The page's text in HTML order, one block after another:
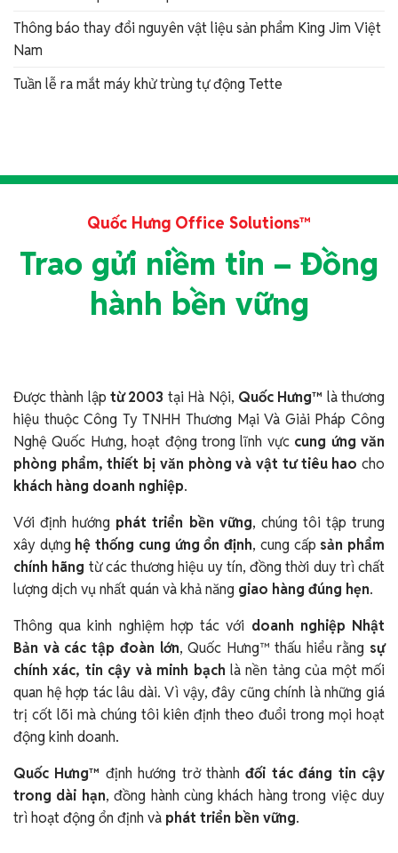
Thông báo thay đổi nguyên vật liệu sản phẩm King Jim Việt
Nam
Tuần lễ ra mắt máy khử trùng tự động Tette
Quốc Hưng Office Solutions™
Trao gửi niềm tin – Đồng
hành bền vững
Được thành lậptừ 2003 tại Hà Nội, Quốc Hưng™ là thương
hiệu thuộc Công Ty TNHH Thương Mại Và Giải Pháp Công
Nghệ Quốc Hưng, hoạt động trong lĩnh vực cung ứng văn
phòng phẩm, thiết bị văn phòng và vật tư tiêu hao cho
khách hàng doanh nghiệp.
Với định hướng phát triển bền vững, chúng tôi tập trung
xây dựng hệ thống cung ứng ổn định, cung cấp sản phẩm
chính hãng từ các thương hiệu uy tín, đồng thời duy trì chất
lượng dịch vụ nhất quán và khả năng giao hàng đúng hẹn.
Thông qua kinh nghiệm hợp tác với doanh nghiệp Nhật
Bản và các tập đoàn lớn, Quốc Hưng™ thấu hiểu rằng sự
chính xác, tin cậy và minh bạch là nền tảng của một mối
quan hệ hợp tác lâu dài. Vì vậy, đây cũng chính là những giá
trị cốt lõi mà chúng tôi kiên định theo đuổi trong mọi hoạt
động kinh doanh.
Quốc Hưng™ định hướng trở thànhđối tác đáng tin cậy
trong dài hạn, đồng hành cùng khách hàng trong việc duy
trì hoạt động ổn định và phát triển bền vững.